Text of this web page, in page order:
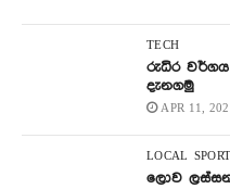
TECH
රුධිර
දැනගමු
APR 11,
LOCAL SPORT
ලොව